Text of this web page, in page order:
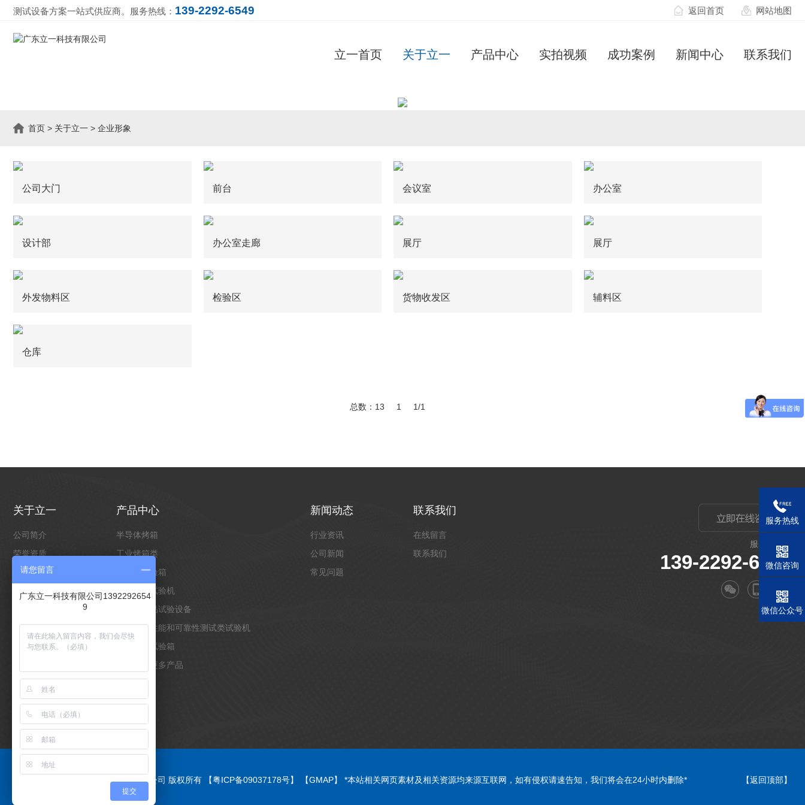
测试设备方案一站式供应商。服务热线： 139-2292-6549 返回首页 网站地图
立一首页 关于立一 产品中心 实拍视频 成功案例 新闻中心 联系我们
首页 > 关于立一 > 企业形象
公司大门 前台 会议室 办公室
设计部 办公室走廊 展厅 展厅
外发物料区 检验区 货物收发区 辅料区
仓库
总数：13 1 1/1
服务电话：
139-2292-6549
关于立一
公司简介
荣誉资质
企业形象
合作客户
非标定制
产品中心
半导体烤箱
工业烤箱类
环境类试验箱
万能材料试验机
电池类产品试验设备
物理材料性能和可靠性测试类试验机
光照老化试验箱
点击查看更多产品
新闻动态
行业资讯
公司新闻
常见问题
联系我们
在线留言
联系我们
Copyright © 2021 广东立一科技有限公司 版权所有 【粤ICP备09037178号】 【GMAP】 *本站相关网页素材及相关资源均来源互联网，如有侵权请速告知，我们将会在24小时内删除* 【返回顶部】
服务热线
微信咨询
微信公众号
请您留言
广东立一科技有限公司1392292654
9
提交